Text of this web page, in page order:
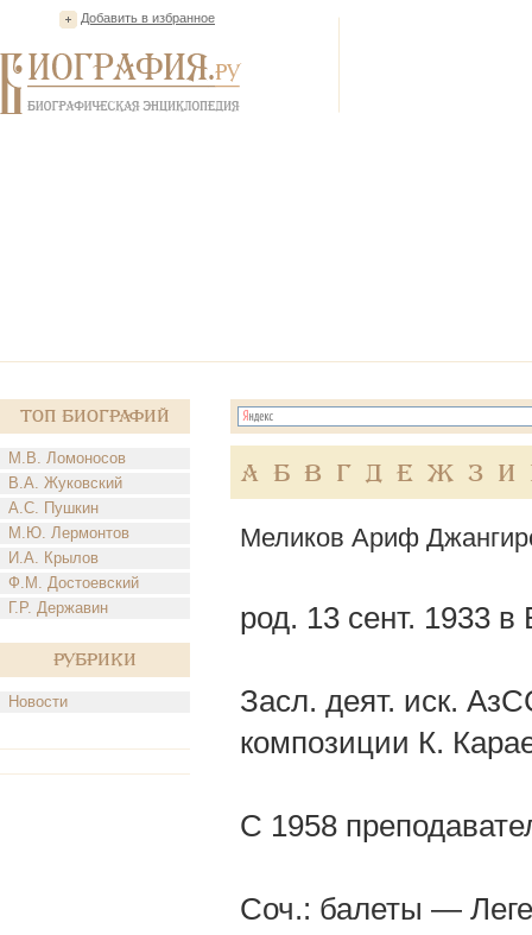
Добавить в избранное
Топ Биографий
М.В. Ломоносов
В.А. Жуковский
А.С. Пушкин
М.Ю. Лермонтов
И.А. Крылов
Ф.М. Достоевский
Г.Р. Державин
Рубрики
Новости
А Б В Г Д Е Ж З И
Меликов Ариф
род. 13 сент. 1933 в
Засл. деят. иск.
композиции К.
С 1958
Соч.: балеты —